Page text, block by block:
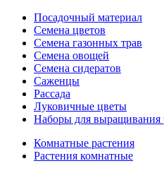
Посадочный материал
Семена цветов
Семена газонных трав
Семена овощей
Семена сидератов
Саженцы
Рассада
Луковичные цветы
Наборы для выращивания
Комнатные растения
Растения комнатные